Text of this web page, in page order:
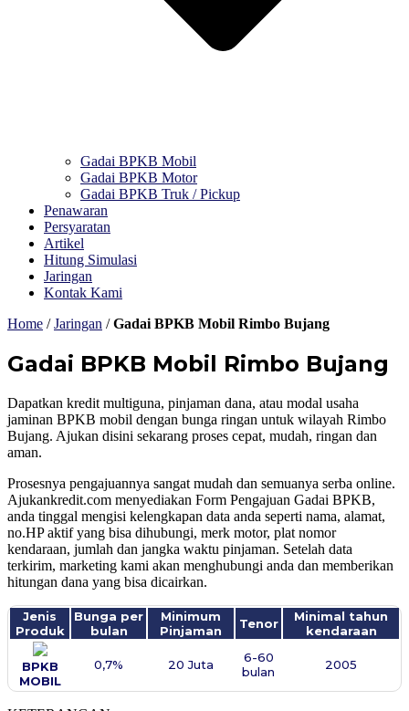
Gadai BPKB Mobil
Gadai BPKB Motor
Gadai BPKB Truk / Pickup
Penawaran
Persyaratan
Artikel
Hitung Simulasi
Jaringan
Kontak Kami
Home /Jaringan /Gadai BPKB Mobil Rimbo Bujang
Gadai BPKB Mobil Rimbo Bujang
Dapatkan kredit multiguna, pinjaman dana, atau modal usaha
jaminan BPKB mobil dengan bunga ringan untuk wilayah Rimbo
Bujang. Ajukan disini sekarang proses cepat, mudah, ringan dan
aman.
Prosesnya pengajuannya sangat mudah dan semuanya serba online.
Ajukankredit.com menyediakan Form Pengajuan Gadai BPKB,
anda tinggal mengisi kelengkapan data anda seperti nama, alamat,
no.HP aktif yang bisa dihubungi, merk motor, plat nomor
kendaraan, jumlah dan jangka waktu pinjaman. Setelah data
terkirim, marketing kami akan menghubungi anda dan memberikan
hitungan dana yang bisa dicairkan.
Jenis
Produk
Bunga per
bulan
Minimum
Pinjaman
Tenor
Minimal tahun
kendaraan
BPKB
MOBIL
0,7% 20 Juta
6-60
bulan
2005